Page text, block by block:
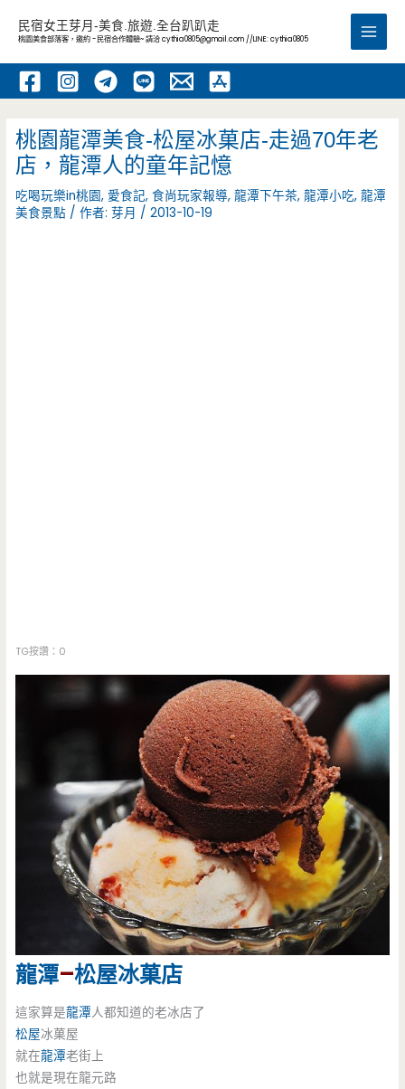
內
民宿女王芽月-美食.旅遊.全台趴趴走
桃園美食部落客，邀約 -民宿合作體驗~ 請洽cythia0805@gmail.com //LINE: cythia0805
Main
桃園龍潭美食-松屋冰菓店-走過70年老
店，龍潭人的童年記憶
吃喝玩樂in桃園, 愛食記,食尚玩家報導,龍潭下午茶,龍潭小吃,龍潭
美食景點 / 作者:芽月 /2013-10-19
TG按讚：0
龍潭–松屋冰菓店
這家算是龍潭人都知道的老冰店了
松屋冰菓屋
就在龍潭老街上
也就是現在龍元路